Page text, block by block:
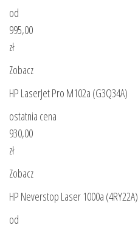
od
995,00
zł
Zobacz
HP LaserJet Pro M102a (G3Q34A)
ostatnia cena
930,00
zł
Zobacz
HP Neverstop Laser 1000a (4RY22A)
od